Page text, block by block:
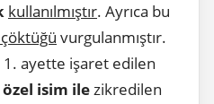
kullanılmıştır. Ayrıca bu
vurgulanmıştır.
1. ayette işaret edilen
özel isim ilezikredilen